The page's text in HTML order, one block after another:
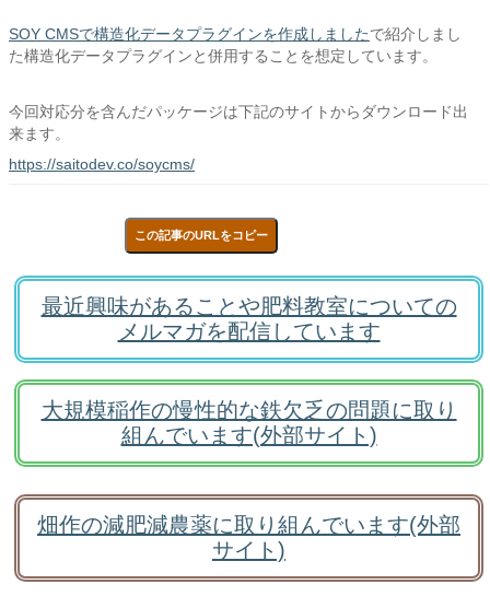
SOY CMSで構造化データプラグインを作成しましたで紹介しまし
た構造化データプラグインと併用することを想定しています。
今回対応分を含んだパッケージは下記のサイトからダウンロード出
来ます。
https://saitodev.co/soycms/
この記事のURLをコピー
最近興味があることや肥料教室についての
メルマガを配信しています
大規模稲作の慢性的な鉄欠乏の問題に取り
組んでいます(外部サイト)
畑作の減肥減農薬に取り組んでいます(外部
サイト)